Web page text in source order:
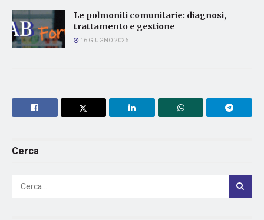
Le polmoniti comunitarie: diagnosi,
trattamento e gestione
16 GIUGNO 2026
Cerca